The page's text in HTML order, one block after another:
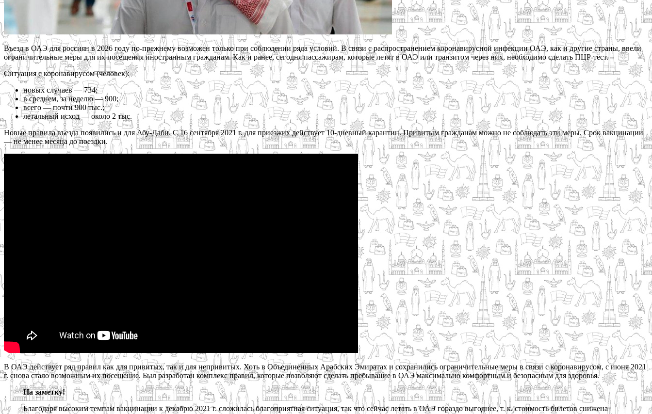
Въезд в ОАЭ для россиян в 2026 году по-прежнему возможен только при соблюдении ряда условий. В связи с распространением коронавирусной инфекции ОАЭ, как и другие страны, ввели
ограничительные меры для их посещения иностранным гражданам. Как и ранее, сегодня пассажирам, которые летят в ОАЭ или транзитом через них, необходимо сделать ПЦР-тест.
Ситуация с коронавирусом (человек):
новых случаев — 734;
в среднем, за неделю — 900;
всего — почти 900 тыс.;
летальный исход — около 2 тыс.
Новые правила въезда появились и для Абу-Даби. С 16 сентября 2021 г. для приезжих действует 10-дневный карантин. Привитым гражданам можно не соблюдать эти меры. Срок вакцинации
— не менее месяца до поездки.
В ОАЭ действует ряд правил как для привитых, так и для непривитых. Хоть в Объединенных Арабских Эмиратах и сохранились ограничительные меры в связи с коронавирусом, с июня 2021
г. снова стало возможным их посещение. Был разработан комплекс правил, которые позволяют сделать пребывание в ОАЭ максимально комфортным и безопасным для здоровья.
На заметку!
Благодаря высоким темпам вакцинации к декабрю 2021 г. сложилась благоприятная ситуация, так что сейчас летать в ОАЭ гораздо выгоднее, т. к. стоимость билетов снижена